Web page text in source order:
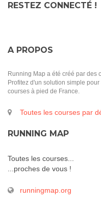
RESTEZ CONNECTÉ !
A PROPOS
Running Map a été créé par des
Profitez d'un solution simple
courses à pied de France.
Toutes les courses par
RUNNING MAP
Toutes les courses...
...proches de vous !
runningmap.org